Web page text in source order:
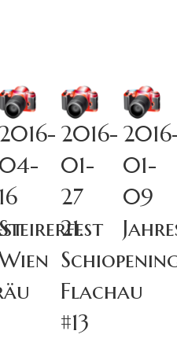
2016-
04-
16
2016-
01-
27
21.
Flachau
#13
01-
09